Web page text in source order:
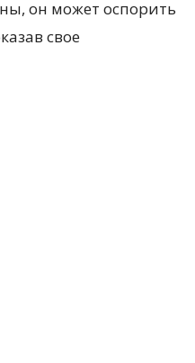
он может оспорить
свое